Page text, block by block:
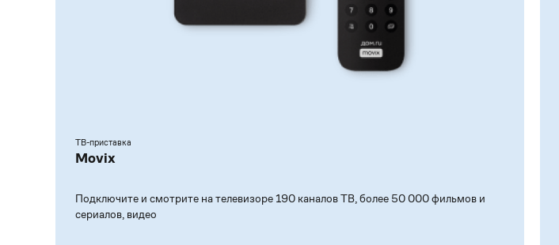
ТВ-приставка
Movix
Подключите и смотрите на телевизоре 190 каналов ТВ, более 50 000 фильмов и
сериалов, видео